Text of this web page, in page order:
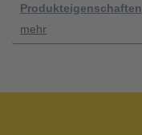
Produkteigenschaften
mehr